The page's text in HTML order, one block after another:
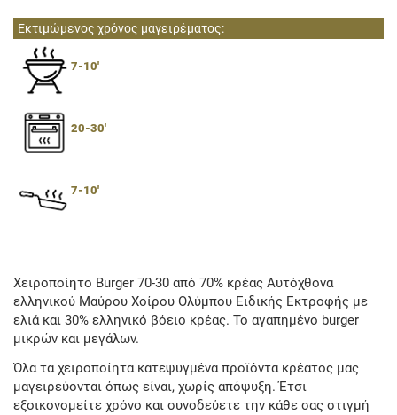
Εκτιμώμενος χρόνος μαγειρέματος:
7-10'
20-30'
7-10'
Χειροποίητο Burger 70-30 από 70% κρέας Αυτόχθονα
ελληνικού Μαύρου Χοίρου Ολύμπου Ειδικής Εκτροφής με
ελιά και 30% ελληνικό βόειο κρέας. Το αγαπημένο burger
μικρών και μεγάλων.
Όλα τα χειροποίητα κατεψυγμένα προϊόντα κρέατος μας
μαγειρεύονται όπως είναι, χωρίς απόψυξη. Έτσι
εξοικονομείτε χρόνο και συνοδεύετε την κάθε σας στιγμή